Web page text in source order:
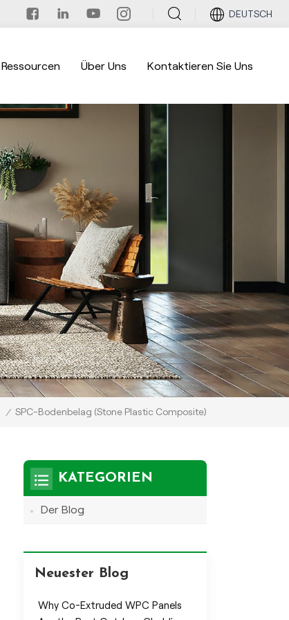
DEUTSCH
Ressourcen Über Uns Kontaktieren Sie Uns
/ SPC-Bodenbelag (Stone Plastic Composite)
KATEGORIEN
Der Blog
Neuester Blog
Why Co-Extruded WPC Panels